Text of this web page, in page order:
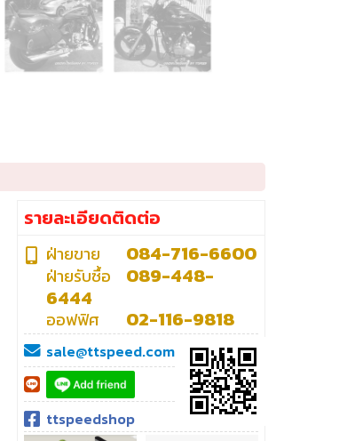
รายละเอียดติดต่อ
ฝ่ายขาย 084-716-6600
ฝ่ายรับซื้อ
089-448-
6444
ออฟฟิศ 02-116-9818
sale@ttspeed.com
ttspeedshop